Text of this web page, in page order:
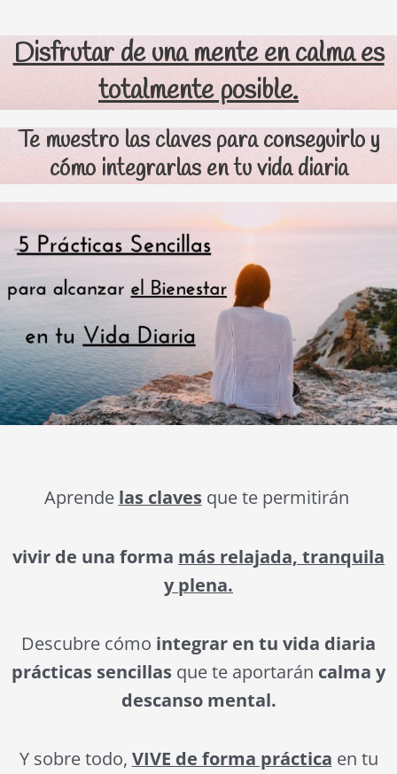
Disfrutar de una mente en calma es
totalmente posible.
Te muestro las claves para conseguirlo y
cómo integrarlas en tu vida diaria
Aprende las clavesque te permitirán
vivir de una forma más relajada, tranquila
y plena.
Descubre cómo integrar en tu vida diaria
prácticas sencillas que te aportarán calma y
descanso mental.
Y sobre todo, VIVE de forma práctica en tu